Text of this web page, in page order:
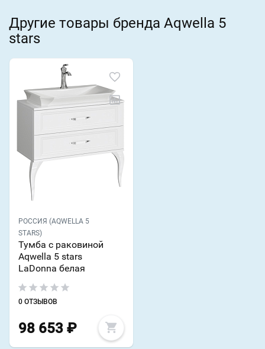
Другие товары бренда Aqwella 5
stars
РОССИЯ (AQWELLA 5
STARS)
Тумба с раковиной
Aqwella 5 stars
LaDonna белая
0 ОТЗЫВОВ
98 653 ₽